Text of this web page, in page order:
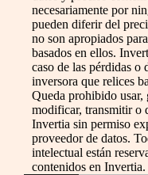
necesariamente por
pueden diferir del
no son apropiados
basados en ellos.
caso de las pérdidas o
inversora que relices
Queda prohibido usar,
modificar, transmitir o
Invertia sin permiso
proveedor de datos.
intelectual están
contenidos en Invertia.